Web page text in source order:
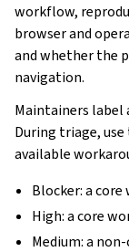
workflow,
browser and
and whether the
navigation.
Maintainers
During triage,
available
Blocker: a
High: a core
Medium: a